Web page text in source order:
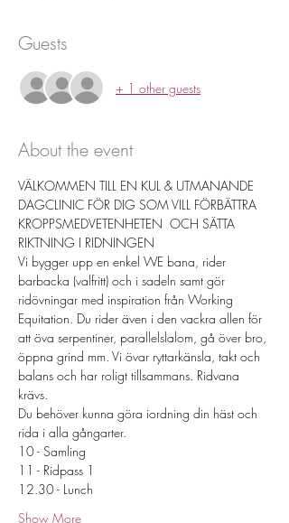
Guests
+ 1 other guests
About the event
VÄLKOMMEN TILL EN KUL & UTMANANDE
DAGCLINIC FÖR DIG SOM VILL FÖRBÄTTRA
KROPPSMEDVETENHETEN  OCH SÄTTA
RIKTNING I RIDNINGEN
Vi bygger upp en enkel WE bana, rider
barbacka (valfritt) och i sadeln samt gör
ridövningar med inspiration från Working
Equitation. Du rider även i den vackra allen för
att öva serpentiner, parallelslalom, gå över bro,
öppna grind mm. Vi övar ryttarkänsla, takt och
balans och har roligt tillsammans. Ridvana
krävs.
Du behöver kunna göra iordning din häst och
rida i alla gångarter.
10 - Samling
11 - Ridpass 1
12.30 - Lunch
Show More